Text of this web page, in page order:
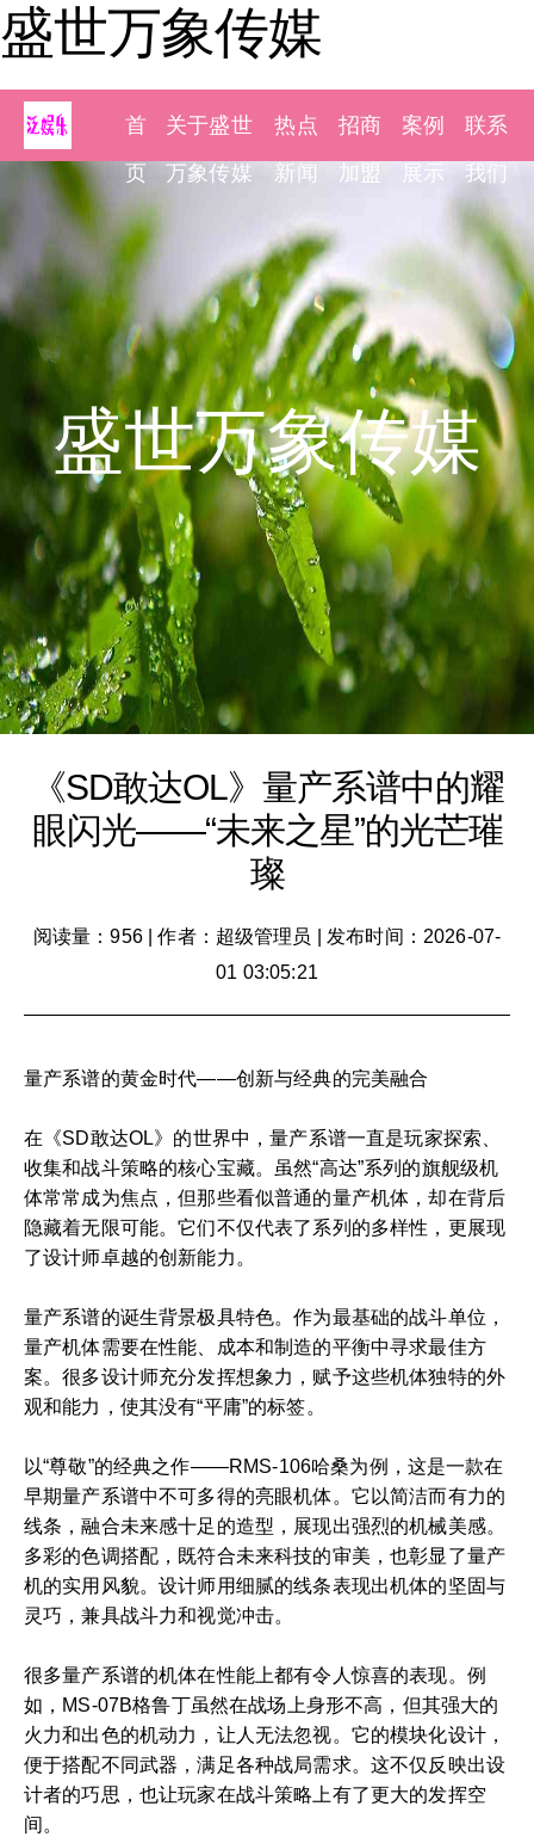
盛世万象传媒
首
页
关于盛世
万象传媒
热点
新闻
招商
加盟
案例
展示
联系
我们
盛世万象传媒
《SD敢达OL》量产系谱中的耀
眼闪光——“未来之星”的光芒璀
璨
阅读量：956|作者：超级管理员
发布时间：2026-07-
01 03:05:21
量产系谱的黄金时代——创新与经典的完美融合
在《SD敢达OL》的世界中，量产系谱一直是玩家探索、
收集和战斗策略的核心宝藏。虽然“高达”系列的旗舰级机
体常常成为焦点，但那些看似普通的量产机体，却在背后
隐藏着无限可能。它们不仅代表了系列的多样性，更展现
了设计师卓越的创新能力。
量产系谱的诞生背景极具特色。作为最基础的战斗单位，
量产机体需要在性能、成本和制造的平衡中寻求最佳方
案。很多设计师充分发挥想象力，赋予这些机体独特的外
观和能力，使其没有“平庸”的标签。
以“尊敬”的经典之作——RMS-106哈桑为例，这是一款在
早期量产系谱中不可多得的亮眼机体。它以简洁而有力的
线条，融合未来感十足的造型，展现出强烈的机械美感。
多彩的色调搭配，既符合未来科技的审美，也彰显了量产
机的实用风貌。设计师用细腻的线条表现出机体的坚固与
灵巧，兼具战斗力和视觉冲击。
很多量产系谱的机体在性能上都有令人惊喜的表现。例
如，MS-07B格鲁丁虽然在战场上身形不高，但其强大的
火力和出色的机动力，让人无法忽视。它的模块化设计，
便于搭配不同武器，满足各种战局需求。这不仅反映出设
计者的巧思，也让玩家在战斗策略上有了更大的发挥空
间。